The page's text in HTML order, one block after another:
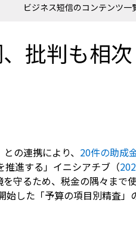
ビジネス短信のコンテンツ一
批判も相次
の連携により、 20件の助成
推進する」イニシアチブ（
守るため、税金の隅々まで
始した「予算の項目別精査」